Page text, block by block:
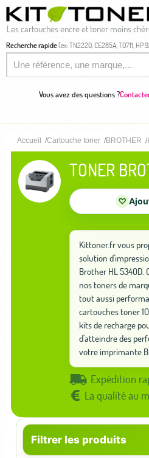
Les cartouches encre et toner moins
Recherche rapide(ex: TN2220, CE285A, T0711, HP
Vous avez des questions ?
Accueil Cartouche toner BROTHER
TONER
♡
Kittoner.fr vous
solution
Brother HL 5340D.
nos toners de
tout aussi
cartouches toner
kits de recharge
d'atteindre des
votre imprimante
Expédition
La qualité au
Filtrer les produits